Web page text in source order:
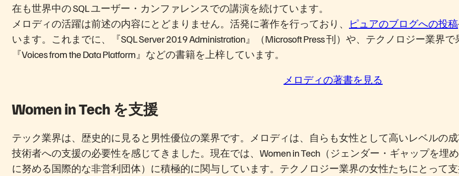
在も世界中の SQL ユーザー・カンファレンスでの講演を続けています。
メロディの活躍は前述の内容にとどまりません。活発に著作を行っており、
ピュアのブログへの投稿
います。これまでに、『SQL Server 2019 Administration』（Microsoft Press 刊）や、テクノロジー業
『Voices from the Data Platform』などの書籍を上梓しています。
メロディの著書を見る
Women in Tech を支援
テック業界は、歴史的に見ると男性優位の業界です。メロディは、自らも女性として高いレベルの
技術者への支援の必要性を感じてきました。現在では、Women in Tech（ジェンダー・ギャップを埋
に努める国際的な非営利団体）に積極的に関与しています。テクノロジー業界の女性たちにとって